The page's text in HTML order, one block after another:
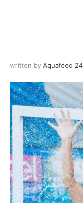
written by Aquafeed 24